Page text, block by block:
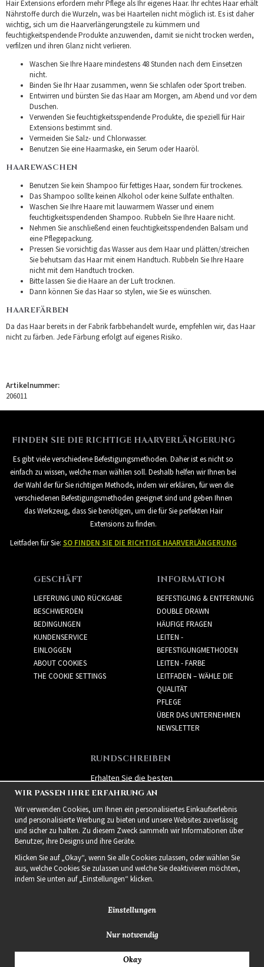
Hair Extensions erfordern mehr Pflege als Ihr eigenes Haar. Ihr echtes Haar erhält
Nährstoffe durch die Wurzeln, was bei Haarteilen nicht möglich ist. Es ist daher
wichtig, sich um die Haarverlängerungsteile zu kümmern und
feuchtigkeitspendende Produkte anzuwenden, damit sie nicht trocken werden,
verfilzen und ihren Glanz nicht verlieren.
Waschen Sie Ihre Haare mindestens 48 Stunden nach dem Einsetzen
nicht.
Binden Sie Ihr Haar zusammen, wenn Sie schlafen oder Sport treiben.
Entwirren und bürsten Sie das Haar am Morgen, am Abend und vor dem
Duschen.
Verwenden Sie feuchtigkeitsspendende Produkte, die speziell für Hair
Extensions bestimmt sind.
Vermeiden Sie Salz- und Chlorwasser.
Benutzen Sie eine Haarmaske, ein Serum oder Haaröl.
HAAREWASCHEN
Benutzen Sie kein Shampoo für fettiges Haar, sondern für trockenes.
Das Shampoo sollte keinen Alkohol oder keine Sulfate enthalten.
Waschen Sie Ihre Haare mit lauwarmem Wasser und einem
feuchtigkeitsspendenden Shampoo. Rubbeln Sie Ihre Haare nicht.
Nehmen Sie anschließend einen feuchtigkeitsspendenden Balsam und
eine Pflegepackung.
Pressen Sie vorsichtig das Wasser aus dem Haar und plätten/streichen
Sie behutsam das Haar mit einem Handtuch. Rubbeln Sie Ihre Haare
nicht mit dem Handtuch trocken.
Bitte lassen Sie die Haare an der Luft trocknen.
Dann können Sie das Haar so stylen, wie Sie es wünschen.
HAAREFÄRBEN
Da das Haar bereits in der Fabrik farbbehandelt wurde, empfehlen wir, das Haar
nicht zu färben. Jede Färbung erfolgt auf eigenes Risiko.
Artikelnummer:
206011
FINDEN SIE DIE RICHTIGE HAARVERLÄNGERUNG
Es gibt viele verschiedene Befestigungsmethoden. Daher ist es nicht so
einfach zu wissen, welche man wählen soll. Deshalb helfen wir Ihnen bei
der Wahl der für Sie richtigen Methode, indem wir erklären, für wen die
verschiedenen Befestigungsmethoden geeignet sind und geben Ihnen
das Werkzeug, dass Sie benötigen, um die für Sie perfekten Hair
Extensions zu finden.
Leitfaden für Sie: SO FINDEN SIE DIE RICHTIGE HAARVERLÄNGERUNG
GESCHÄFT
LIEFERUNG UND RÜCKGABE
BESCHWERDEN
BEDINGUNGEN
KUNDENSERVICE
EINLOGGEN
ABOUT COOKIES
THE COOKIE SETTINGS
INFORMATION
BEFESTIGUNG & ENTFERNUNG
DOUBLE DRAWN
HÄUFIGE FRAGEN
LEITEN -
BEFESTIGUNGMETHODEN
LEITEN - FARBE
LEITFADEN – WÄHLE DIE
QUALITÄT
PFLEGE
ÜBER DAS UNTERNEHMEN
NEWSLETTER
RUNDSCHREIBEN
Erhalten Sie die besten
Angebote und spannende
neue Produkte!
2021 Delightful Hair
WIR PASSEN IHRE ERFAHRUNG AN
Wir verwenden Cookies, um Ihnen ein personalisiertes Einkaufserlebnis
und personalisierte Werbung zu bieten und unsere Websites zuverlässig
und sicher zu halten. Zu diesem Zweck sammeln wir Informationen über
Benutzer, ihre Designs und ihre Geräte.
Klicken Sie auf „Okay“, wenn Sie alle Cookies zulassen, oder wählen Sie
aus, welche Cookies Sie zulassen und welche Sie deaktivieren möchten,
indem Sie unten auf „Einstellungen“ klicken.
Einstellungen
Nur notwendig
Okay